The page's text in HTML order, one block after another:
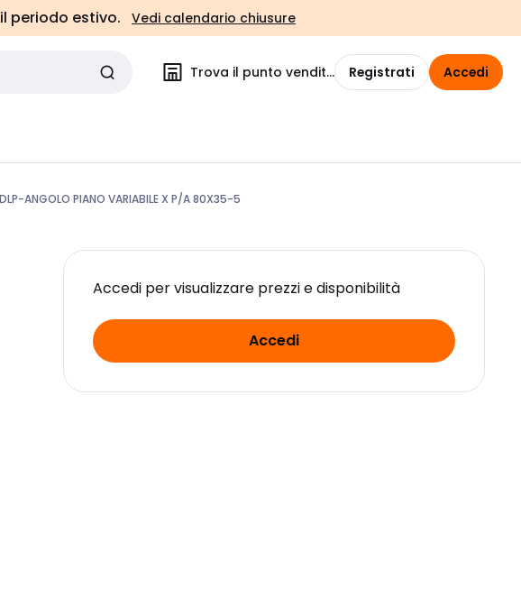
periodo estivo. Vedi calendario chiusure
Trova il punto vendita Registrati Accedi
ANGOLO PIANO VARIABILE X P/A 80X35-5
Accedi per visualizzare prezzi e disponibilità
Accedi